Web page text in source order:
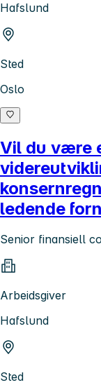
Hafslund
Sted
Oslo
Vil du være
ledende
Senior finansiell
Arbeidsgiver
Hafslund
Sted